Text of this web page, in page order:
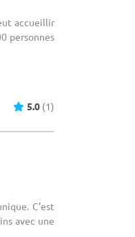
accueillir
personnes
5.0 (1)
C’est
avec une